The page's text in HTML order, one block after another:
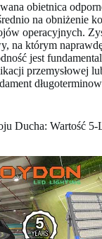
obietnica
na obniżenie
operacyjnych.
na którym
jest
przemysłowej
Ducha: Wartość 5-